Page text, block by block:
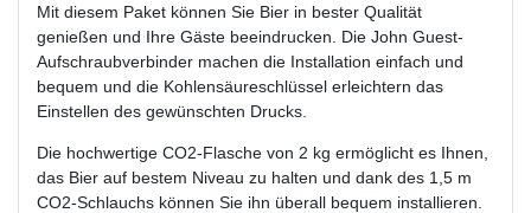
Mit diesem Paket können Sie Bier in bester Qualität
genießen und Ihre Gäste beeindrucken. Die John Guest-
Aufschraubverbinder machen die Installation einfach und
bequem und die Kohlensäureschlüssel erleichtern das
Einstellen des gewünschten Drucks.
Die hochwertige CO2-Flasche von 2 kg ermöglicht es Ihnen,
das Bier auf bestem Niveau zu halten und dank des 1,5 m
CO2-Schlauchs können Sie ihn überall bequem installieren.